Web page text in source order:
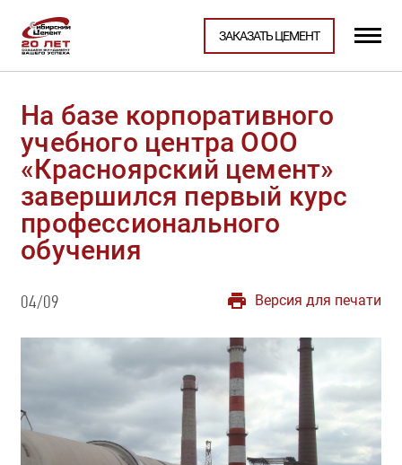
ЗАКАЗАТЬ ЦЕМЕНТ
На базе корпоративного
учебного центра ООО
«Красноярский цемент»
завершился первый курс
профессионального
обучения
04/09 Версия для печати